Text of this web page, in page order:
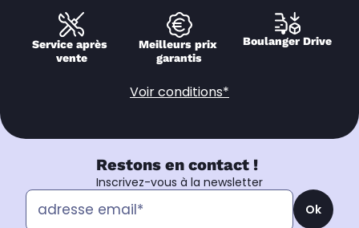
Service après
vente
Meilleurs prix
garantis
Boulanger Drive
Voir conditions*
Restons en contact !
Inscrivez-vous à la newsletter
Ok